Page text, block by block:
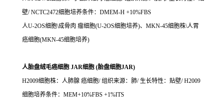
壁/ NCTC2472细胞培养条件：DMEM-H +10%FBS
人U-2OS细胞\成骨肉 瘤细胞(U-2OS细胞培养)、MKN-45细胞株\人胃
癌细胞(MKN-45细胞培养)
人胎盘绒毛癌细胞 JAR细胞 (胎盘细胞JAR)
H2009细胞株：人肺腺 癌细胞/ 组织来源：肺/ 生长特性：贴壁/ H2009
细胞培养条件：MEM+10%FBS +1%ITS